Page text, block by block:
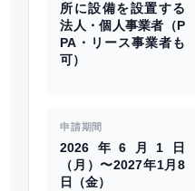
所に設備を設置する
法人・個人事業者（P
PA・リース事業者も
可）
申請期間
2026年6月1日
（月）〜2027年1月8
日（金）